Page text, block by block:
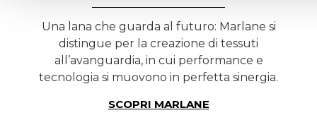
Una lana che guarda al futuro: Marlane si
distingue per la creazione di tessuti
all’avanguardia, in cui performance e
tecnologia si muovono in perfetta sinergia.
SCOPRI MARLANE